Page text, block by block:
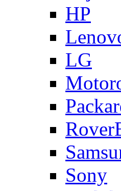
HP
LG
Sony